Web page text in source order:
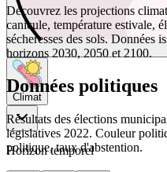
Climat
Horizon temporel
Découvrez les projections
canicule, température estivale,
sécheresses des sols. Données
horizons 2030, 2050 et 2100.
Données politiques
Résultats des élections
législatives 2022. Couleur
politique, taux d'abstention.